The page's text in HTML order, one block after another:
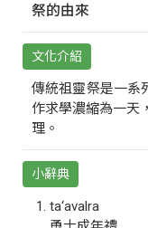
祭的由來
文化介紹
傳統祖靈祭是一系
作求學濃縮為一天
理。
小辭典
ta‘avalra